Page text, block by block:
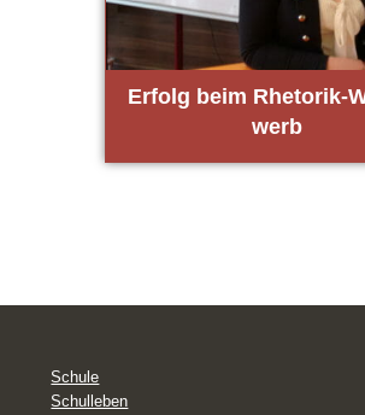
Erfolg beim Rhe­to­rik-
werb
Schule
Schulleben